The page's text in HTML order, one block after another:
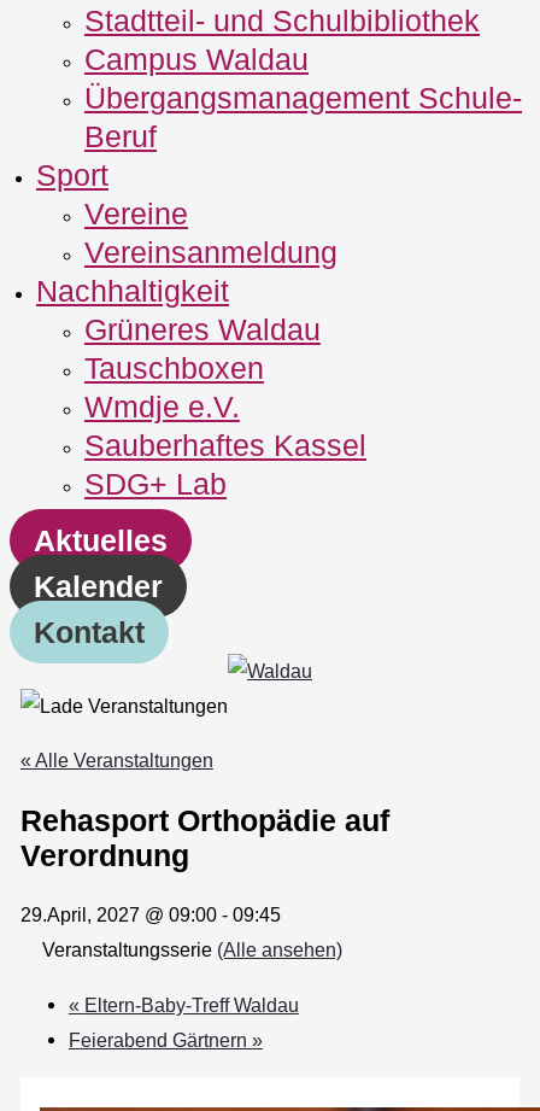
Stadtteil- und Schulbibliothek
Campus Waldau
Übergangsmanagement Schule‐
Beruf
Sport
Vereine
Vereinsanmeldung
Nachhaltigkeit
Grüneres Waldau
Tauschboxen
Wmdje e.V.
Sauberhaftes Kassel
SDG+ Lab
Aktuelles
Kalender
Kontakt
« Alle Veranstaltungen
Rehasport Orthopädie auf
Verordnung
29.April, 2027 @ 09:00- 09:45
Veranstaltungsserie (Alle ansehen)
« Eltern-Baby-Treff Waldau
Feierabend Gärtnern »